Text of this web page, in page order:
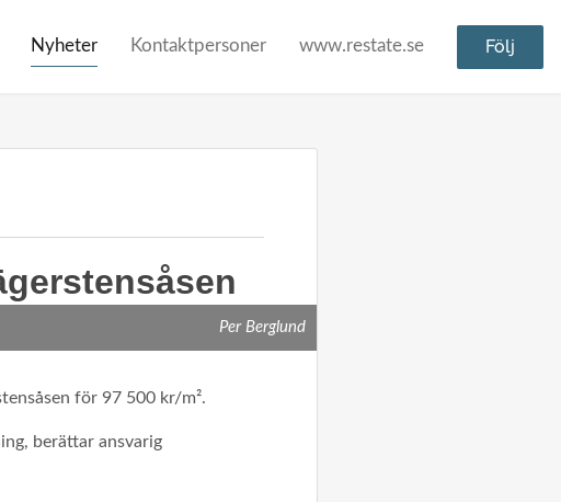
Nyheter Kontaktpersoner www.restate.se Följ
Per Berglund
för 97 500 kr/m².
berättar ansvarig